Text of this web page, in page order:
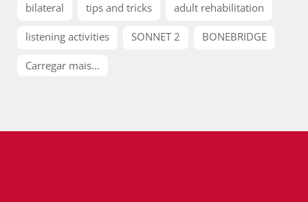
bilateral tips and tricks adult rehabilitation
listening activities SONNET 2 BONEBRIDGE
Carregar mais...